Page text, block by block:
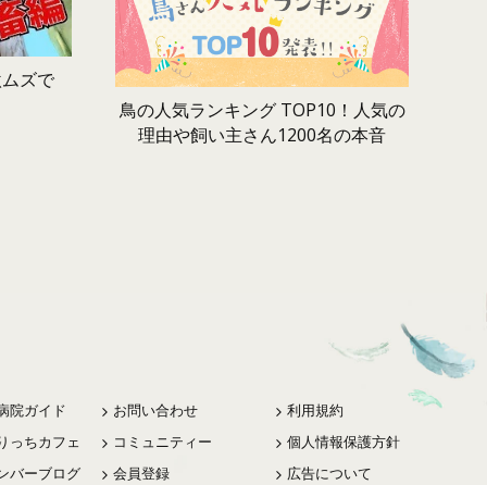
ズで
鳥の人気ランキング TOP10！人気の
理由や飼い主さん1200名の本音
院ガイド
っちカフェ
バーブログ
お問い合わせ
コミュニティー
会員登録
利用規約
個人情報保護方針
広告について